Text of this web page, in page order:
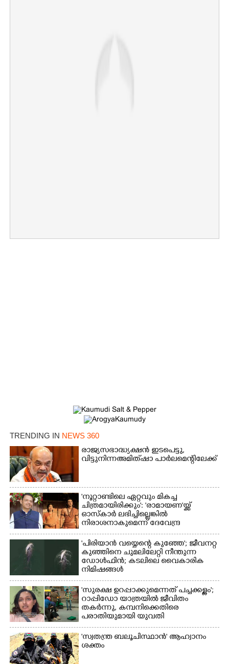
TRENDING IN NEWS 360
രാജ്യസഭാദ്ധ്യക്ഷൻ ഇടപെട്ടു,
വിട്ടുനിന്ന അമിത് ഷാ പാർലമെന്റിലേക്ക്
'നൂറ്റാണ്ടിലെ ഏറ്റവും മികച്ച
ചിത്രമായിരിക്കും': 'രാമായണ'യ്ക്ക്
ഓസ്കാ‌ർ ലഭിച്ചില്ലെങ്കിൽ
നിരാശനാകുമെന്ന് ദേവേന്ദ്ര
ഫഡ്നാവിസ്
'പിരിയാൻ വയ്യെന്റെ കുഞ്ഞേ'; ജീവനറ്റ
കുഞ്ഞിനെ ചുമലിലേറ്റി നീന്തുന്ന
ഡോൾഫിൻ; കടലിലെ വൈകാരിക
നിമിഷങ്ങൾ
'സുരക്ഷ ഉറപ്പാക്കുമെന്നത് പച്ചക്കള്ളം';
റാപ്പിഡോ യാത്രയിൽ ജീവിതം
തകർന്നു, കമ്പനിക്കെതിരെ
പരാതിയുമായി യുവതി
'സ്വതന്ത്ര ബലൂചിസ്ഥാൻ' ആഹ്വാനം
ശക്തം